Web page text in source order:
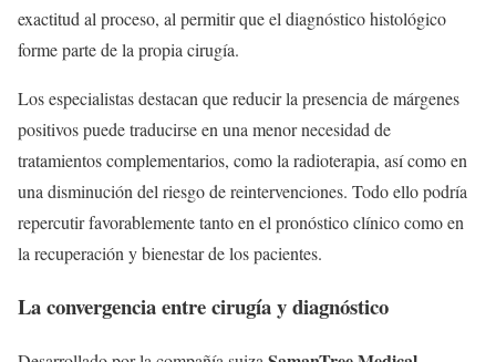
exactitud al proceso, al permitir que el diagnóstico histológico
forme parte de la propia cirugía.
Los especialistas destacan que reducir la presencia de márgenes
positivos puede traducirse en una menor necesidad de
tratamientos complementarios, como la radioterapia, así como en
una disminución del riesgo de reintervenciones. Todo ello podría
repercutir favorablemente tanto en el pronóstico clínico como en
la recuperación y bienestar de los pacientes.
La convergencia entre cirugía y diagnóstico